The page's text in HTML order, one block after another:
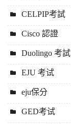
CELPIP考試
Cisco 認證
Duolingo 考試
EJU 考试
eju保分
GED考试